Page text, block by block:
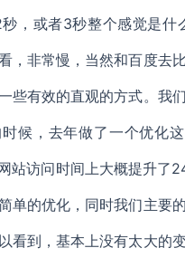
，或者3秒整个感觉是什
，非常慢，当然和百度去
些有效的直观的方式。我
候，去年做了一个优化
站访问时间上大概提升了
单的优化，同时我们主要
看到，基本上没有太大的